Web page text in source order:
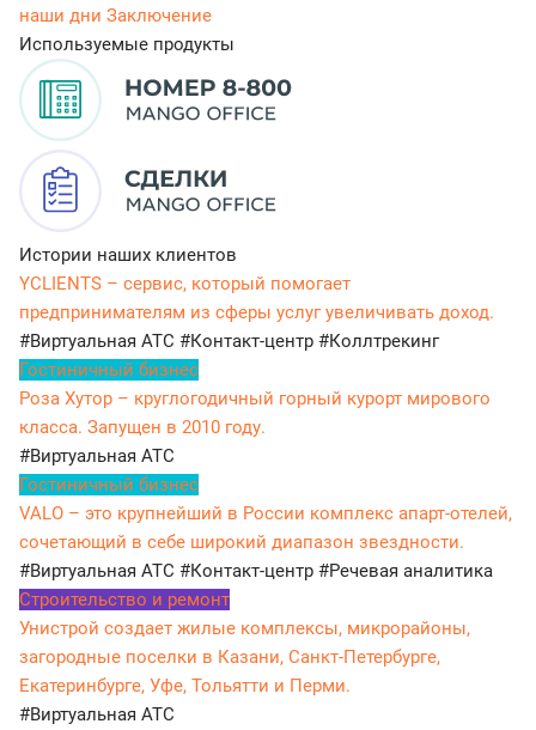
наши дни Заключение
Используемые продукты
Истории наших клиентов
YCLIENTS – сервис, который помогает
предпринимателям из сферы услуг увеличивать доход.
#Виртуальная АТС #Контакт-центр #Коллтрекинг
Гостиничный бизнес
Роза Хутор – круглогодичный горный курорт мирового
класса. Запущен в 2010 году.
#Виртуальная АТС
Гостиничный бизнес
VALO – это крупнейший в России комплекс апарт-отелей,
сочетающий в себе широкий диапазон звездности.
#Виртуальная АТС #Контакт-центр #Речевая аналитика
Строительство и ремонт
Унистрой создает жилые комплексы, микрорайоны,
загородные поселки в Казани, Санкт-Петербурге,
Екатеринбурге, Уфе, Тольятти и Перми.
#Виртуальная АТС